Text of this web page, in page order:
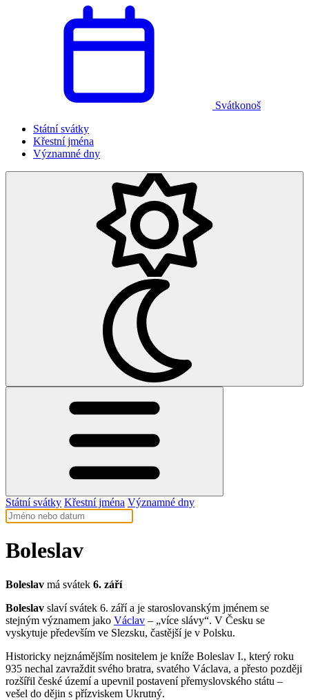
Svátkonoš
Státní svátky
Křestní jména
Významné dny
Státní svátky Křestní jména Významné dny
Boleslav
Boleslav má svátek 6. září
Boleslav slaví svátek 6. září a je staroslovanským jménem se
stejným významem jako Václav – „více slávy“. V Česku se
vyskytuje především ve Slezsku, častější je v Polsku.
Historicky nejznámějším nositelem je kníže Boleslav I., který roku
935 nechal zavraždit svého bratra, svatého Václava, a přesto později
rozšířil české území a upevnil postavení přemyslovského státu –
vešel do dějin s přízviskem Ukrutný.